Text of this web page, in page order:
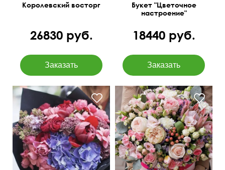
Королевский восторг
26830 руб.
Букет "Цветочное
настроение"
18440 руб.
Кустовая роза
пионовидная, гвоздика
лунная, гортензия, пион,
сирень
Протея King, эвкалипт
Беби блу, пионная роза,
лимониум